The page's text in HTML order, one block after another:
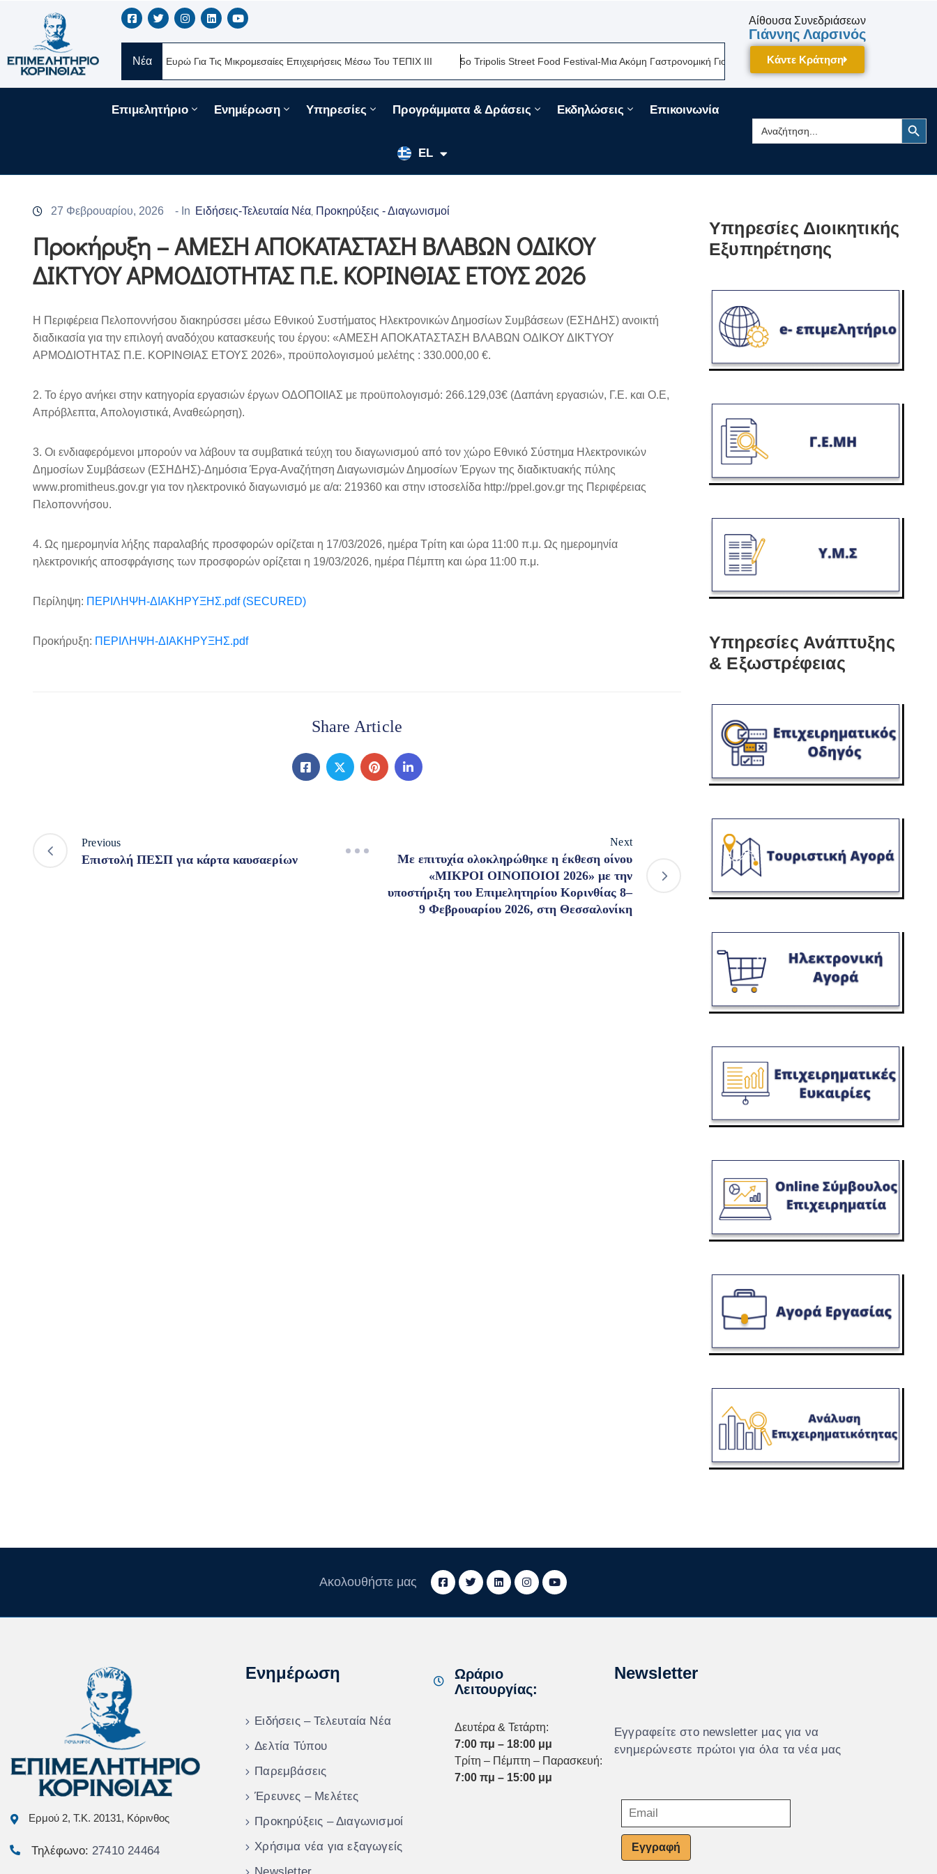
Νέα
Νέα Δάνεια 330 Εκατ. Ευρώ Για Τις Μικρομεσαίες Επιχειρήσεις Μέσω Του ΤΕΠΙΧ ΙΙΙ 5ο Tripolis Street Food Festival-Μια Ακόμη Γαστρονομική Γιορτή Της Πελοποννήσου Δίνει Ραντεβού Τον Σεπτέμβριο
Αίθουσα Συνεδριάσεων
Γιάννης Λαρσινός
Κάντε Κράτηση
Επιμελητήριο Ενημέρωση Υπηρεσίες Προγράμματα & Δράσεις Εκδηλώσεις Επικοινωνία
EL
EN
FR
Search
for:
Search Button
27 Φεβρουαρίου, 2026 - In Ειδήσεις-Τελευταία Νέα Προκηρύξεις - Διαγωνισμοί
Προκήρυξη – ΑΜΕΣΗ ΑΠΟΚΑΤΑΣΤΑΣΗ ΒΛΑΒΩΝ ΟΔΙΚΟΥ
ΔΙΚΤΥΟΥ ΑΡΜΟΔΙΟΤΗΤΑΣ Π.Ε. ΚΟΡΙΝΘΙΑΣ ΕΤΟΥΣ 2026
Η Περιφέρεια Πελοποννήσου διακηρύσσει μέσω Εθνικού Συστήματος Ηλεκτρονικών Δημοσίων Συμβάσεων (ΕΣΗΔΗΣ) ανοικτή
διαδικασία για την επιλογή αναδόχου κατασκευής του έργου: «ΑΜΕΣΗ ΑΠΟΚΑΤΑΣΤΑΣΗ ΒΛΑΒΩΝ ΟΔΙΚΟΥ ΔΙΚΤΥΟΥ
ΑΡΜΟΔΙΟΤΗΤΑΣ Π.Ε. ΚΟΡΙΝΘΙΑΣ ΕΤΟΥΣ 2026», προϋπολογισμού μελέτης : 330.000,00 €.
2. Το έργο ανήκει στην κατηγορία εργασιών έργων ΟΔΟΠΟΙΙΑΣ με προϋπολογισμό: 266.129,03€ (Δαπάνη εργασιών, Γ.Ε. και Ο.Ε,
Απρόβλεπτα, Απολογιστικά, Αναθεώρηση).
3. Οι ενδιαφερόμενοι μπορούν να λάβουν τα συμβατικά τεύχη του διαγωνισμού από τον χώρο Εθνικό Σύστημα Ηλεκτρονικών
Δημοσίων Συμβάσεων (ΕΣΗΔΗΣ)-Δημόσια Έργα-Αναζήτηση Διαγωνισμών Δημοσίων Έργων της διαδικτυακής πύλης
www.promitheus.gov.gr για τον ηλεκτρονικό διαγωνισμό με α/α: 219360 και στην ιστοσελίδα http://ppel.gov.gr της Περιφέρειας
Πελοποννήσου.
4. Ως ημερομηνία λήξης παραλαβής προσφορών ορίζεται η 17/03/2026, ημέρα Τρίτη και ώρα 11:00 π.μ. Ως ημερομηνία
ηλεκτρονικής αποσφράγισης των προσφορών ορίζεται η 19/03/2026, ημέρα Πέμπτη και ώρα 11:00 π.μ.
Περίληψη: ΠΕΡΙΛΗΨΗ-ΔΙΑΚΗΡΥΞΗΣ.pdf (SECURED)
Προκήρυξη: ΠΕΡΙΛΗΨΗ-ΔΙΑΚΗΡΥΞΗΣ.pdf
Share Article
Previous
Επιστολή ΠΕΣΠ για κάρτα καυσαερίων
Next
Με επιτυχία ολοκληρώθηκε η έκθεση οίνου
«ΜΙΚΡΟΙ ΟΙΝΟΠΟΙΟΙ 2026» με την
υποστήριξη του Επιμελητηρίου Κορινθίας 8–
9 Φεβρουαρίου 2026, στη Θεσσαλονίκη
Υπηρεσίες Διοικητικής
Εξυπηρέτησης
Υπηρεσίες Ανάπτυξης
& Εξωστρέφειας
Ακολουθήστε μας
Ερμού 2, Τ.Κ. 20131, Κόρινθος
Τηλέφωνο: 27410 24464
Ενημέρωση
Ειδήσεις – Τελευταία Νέα
Δελτία Τύπου
Παρεμβάσεις
Έρευνες – Μελέτες
Προκηρύξεις – Διαγωνισμοί
Χρήσιμα νέα για εξαγωγείς
Ωράριο
Λειτουργίας:
Δευτέρα & Τετάρτη:
7:00 πμ – 18:00 μμ
Τρίτη – Πέμπτη – Παρασκευή:
7:00 πμ – 15:00 μμ
Newsletter
Εγγραφείτε στο newsletter μας για να
ενημερώνεστε πρώτοι για όλα τα νέα μας
Εγγραφή